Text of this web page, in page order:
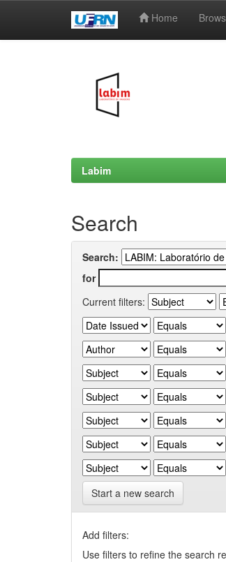
Home
Labim
Search
Search:
for
Current filters:
Start a new search
Add filters:
Use filters to refine the search